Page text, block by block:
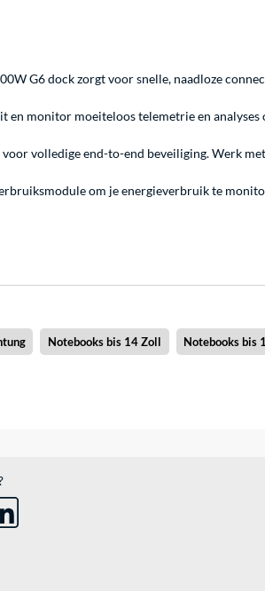
G6 dock zorgt voor snelle, naadloze
en monitor moeiteloos telemetrie en
volledige end-to-end beveiliging. Werk
om je energieverbruik te
Notebooks bis 14 Zoll Notebooks bis